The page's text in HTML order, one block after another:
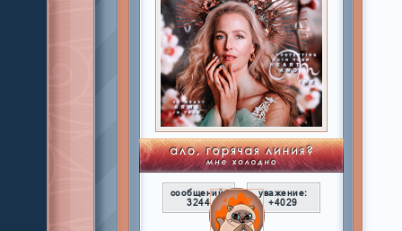
сообщений:
3244
уважение:
+4029